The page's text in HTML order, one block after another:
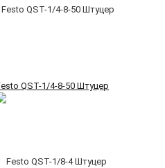
QST-1/4-8-50 Штуцер